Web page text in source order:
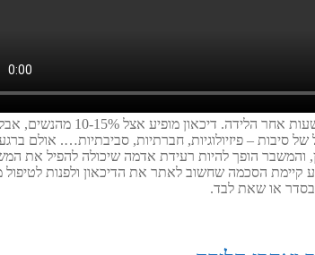
דעי ש 50-70% מהנשים
סיבות – פיזיולוגיות, חברתיות, סביבתיות….
והמשבר הופך להיות רעידת אדמה שיכולה להפיל
הסכמה שחשוב לאתר את הדיכאון ולפנות לטיפול
בסדר או שאת לבד.